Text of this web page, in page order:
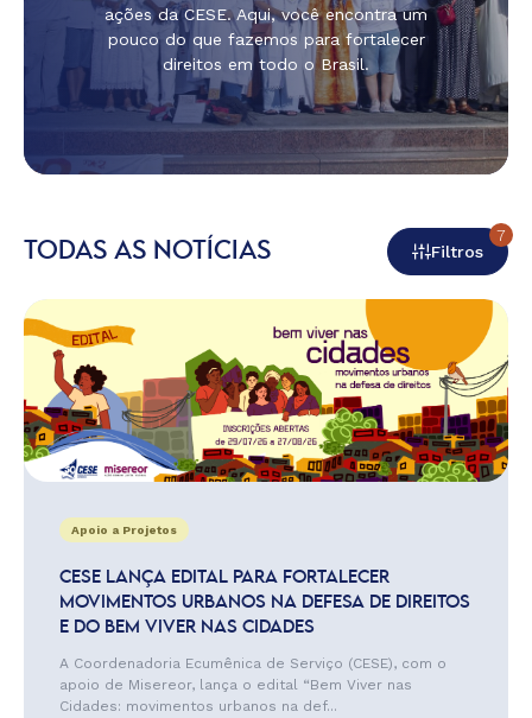
ações da CESE. Aqui, você encontra um
pouco do que fazemos para fortalecer
direitos em todo o Brasil.
TODAS AS NOTÍCIAS Filtros
7
Apoio a Projetos
CESE LANÇA EDITAL PARA FORTALECER
MOVIMENTOS URBANOS NA DEFESA DE DIREITOS
E DO BEM VIVER NAS CIDADES
A Coordenadoria Ecumênica de Serviço (CESE), com o
apoio de Misereor, lança o edital “Bem Viver nas
Cidades: movimentos urbanos na def...